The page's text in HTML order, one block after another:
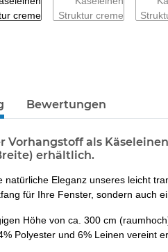
anzeigen
Bewertungen
Vorhangstoff als
erhältlich.
natürliche Eleganz unseres leicht
für Ihre Fenster, sondern auch
Höhe von ca. 300 cm
Polyester und 6% Leinen vereint